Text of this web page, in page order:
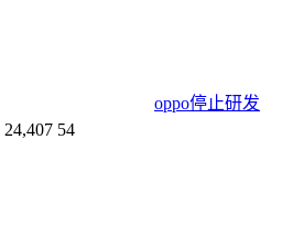
oppo停止研发
24,407 54